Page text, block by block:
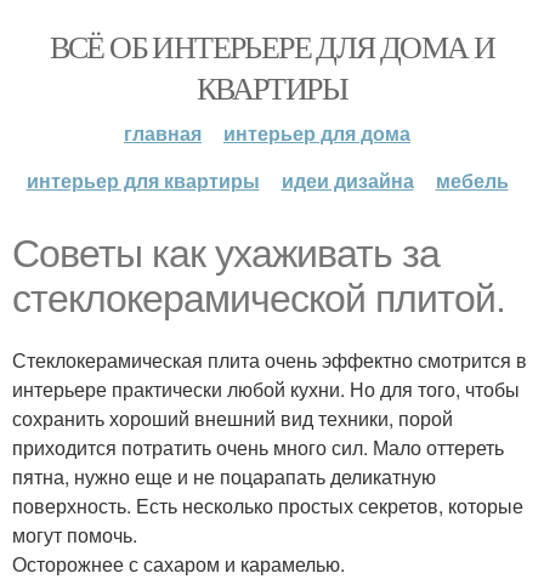
ВСЁ ОБ ИНТЕРЬЕРЕ ДЛЯ ДОМА И
КВАРТИРЫ
главная
интерьер для дома
интерьер для квартиры
идеи дизайна мебель
Советы как ухаживать за
стеклокерамической плитой.
Стеклокерамическая плита очень эффектно смотрится в
интерьере практически любой кухни. Но для того, чтобы
сохранить хороший внешний вид техники, порой
приходится потратить очень много сил. Мало оттереть
пятна, нужно еще и не поцарапать деликатную
поверхность. Есть несколько простых секретов, которые
могут помочь.
Осторожнее с сахаром и карамелью.